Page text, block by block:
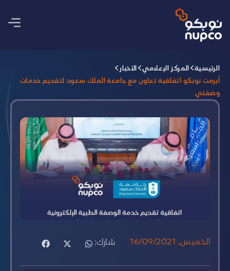
الرئيسية المركز الإعلامي
الأخبار
أبرمت نوبكو اتفاقية تعاون مع جامعة الملك سعود لتقديم خدمات
وصفتي
الخميس, 16/09/2021 شارك: